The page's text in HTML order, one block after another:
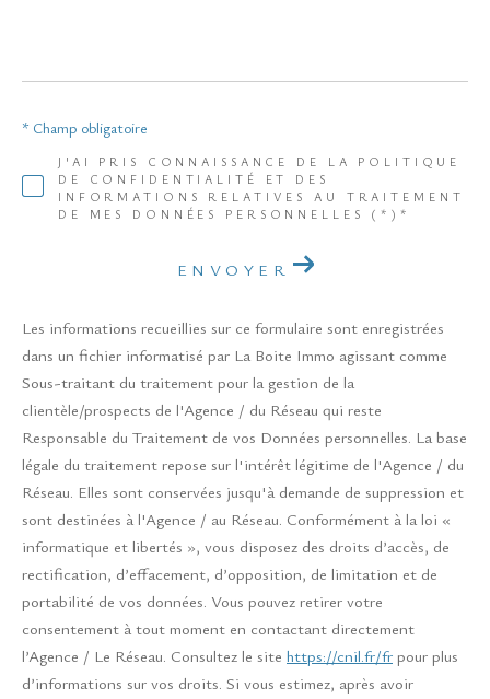
J'AI PRIS CONNAISSANCE DE LA POLITIQUE
DE CONFIDENTIALITÉ ET DES
INFORMATIONS RELATIVES AU TRAITEMENT
DE MES DONNÉES PERSONNELLES (*)*
* Champ obligatoire
ENVOYER
Les informations recueillies sur ce formulaire sont enregistrées
dans un fichier informatisé par La Boite Immo agissant comme
Sous-traitant du traitement pour la gestion de la
clientèle/prospects de l'Agence / du Réseau qui reste
Responsable du Traitement de vos Données personnelles. La base
légale du traitement repose sur l'intérêt légitime de l'Agence / du
Réseau. Elles sont conservées jusqu'à demande de suppression et
sont destinées à l'Agence / au Réseau. Conformément à la loi «
informatique et libertés », vous disposez des droits d’accès, de
rectification, d’effacement, d’opposition, de limitation et de
portabilité de vos données. Vous pouvez retirer votre
consentement à tout moment en contactant directement
l’Agence / Le Réseau. Consultez le site https://cnil.fr/fr pour plus
d’informations sur vos droits. Si vous estimez, après avoir